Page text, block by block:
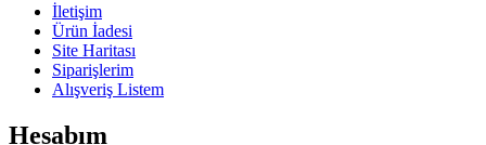
İletişim
Ürün İadesi
Site Haritası
Siparişlerim
Alışveriş Listem
Hesabım